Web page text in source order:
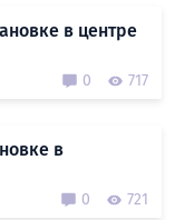
в центре
0 717
в
0 721